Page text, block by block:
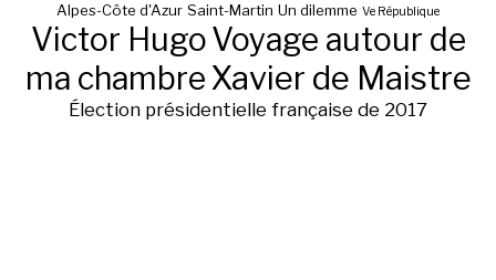
Alpes-Côte d'Azur Saint-Martin Un dilemme Ve République
Victor HugoVoyage autour de
ma chambreXavier de Maistre
Élection présidentielle française de 2017